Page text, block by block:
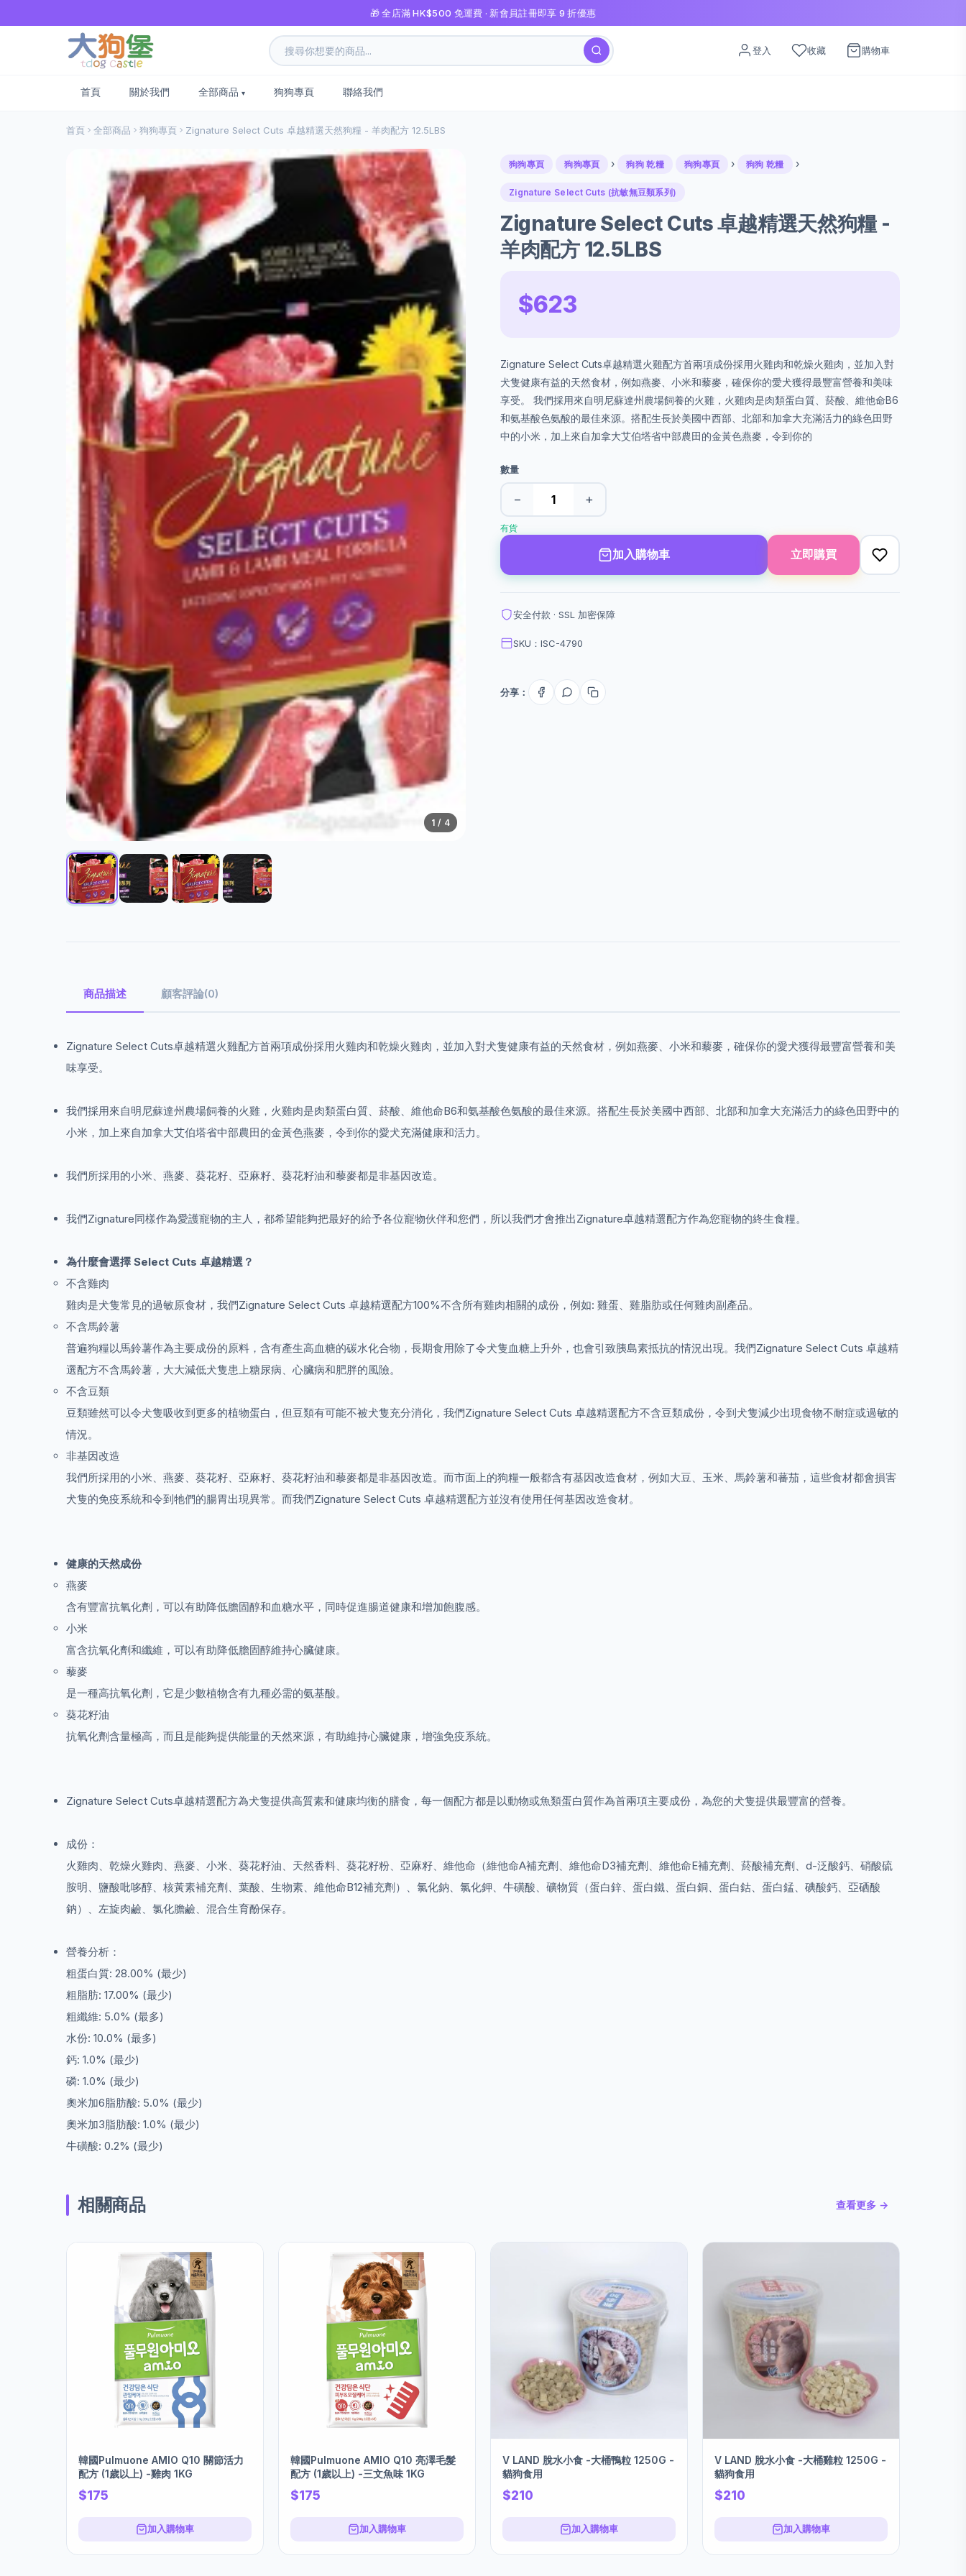
🎁 全店滿 HK$500 免運費 · 新會員註冊即享 9 折優惠
登入 收藏 購物車
首頁 關於我們 全部商品 狗狗專頁 聯絡我們
首頁 全部商品 狗狗專頁 Zignature Select Cuts 卓越精選天然狗糧 - 羊肉配方 12.5LBS
1 / 4
狗狗專頁 狗狗專頁 › 狗狗 乾糧 狗狗專頁 › 狗狗 乾糧 ›
Zignature Select Cuts (抗敏無豆類系列)
Zignature Select Cuts 卓越精選天然狗糧 -
羊肉配方 12.5LBS
$623
Zignature Select Cuts卓越精選火雞配方首兩項成份採用火雞肉和乾燥火雞肉，並加入對
犬隻健康有益的天然食材，例如燕麥、小米和藜麥，確保你的愛犬獲得最豐富營養和美味
享受。 我們採用來自明尼蘇達州農場飼養的火雞，火雞肉是肉類蛋白質、菸酸、維他命B6
和氨基酸色氨酸的最佳來源。搭配生長於美國中西部、北部和加拿大充滿活力的綠色田野
中的小米，加上來自加拿大艾伯塔省中部農田的金黃色燕麥，令到你的
數量
− +
有貨
加入購物車 立即購買
安全付款 · SSL 加密保障
SKU：ISC-4790
分享：
商品描述 顧客評論(0)
Zignature Select Cuts卓越精選火雞配方首兩項成份採用火雞肉和乾燥火雞肉，並加入對犬隻健康有益的天然食材，例如燕麥、小米和藜麥，確保你的愛犬獲得最豐富營養和美
味享受。
我們採用來自明尼蘇達州農場飼養的火雞，火雞肉是肉類蛋白質、菸酸、維他命B6和氨基酸色氨酸的最佳來源。搭配生長於美國中西部、北部和加拿大充滿活力的綠色田野中的
小米，加上來自加拿大艾伯塔省中部農田的金黃色燕麥，令到你的愛犬充滿健康和活力。
我們所採用的小米、燕麥、葵花籽、亞麻籽、葵花籽油和藜麥都是非基因改造。
我們Zignature同樣作為愛護寵物的主人，都希望能夠把最好的給予各位寵物伙伴和您們，所以我們才會推出Zignature卓越精選配方作為您寵物的終生食糧。
為什麼會選擇 Select Cuts 卓越精選？
不含雞肉
雞肉是犬隻常見的過敏原食材，我們Zignature Select Cuts 卓越精選配方100%不含所有雞肉相關的成份，例如: 雞蛋、雞脂肪或任何雞肉副產品。
不含馬鈴薯
普遍狗糧以馬鈴薯作為主要成份的原料，含有產生高血糖的碳水化合物，長期食用除了令犬隻血糖上升外，也會引致胰島素抵抗的情況出現。我們Zignature Select Cuts 卓越精
選配方不含馬鈴薯，大大減低犬隻患上糖尿病、心臟病和肥胖的風險。
不含豆類
豆類雖然可以令犬隻吸收到更多的植物蛋白，但豆類有可能不被犬隻充分消化，我們Zignature Select Cuts 卓越精選配方不含豆類成份，令到犬隻減少出現食物不耐症或過敏的
情況。
非基因改造
我們所採用的小米、燕麥、葵花籽、亞麻籽、葵花籽油和藜麥都是非基因改造。而市面上的狗糧一般都含有基因改造食材，例如大豆、玉米、馬鈴薯和蕃茄，這些食材都會損害
犬隻的免疫系統和令到牠們的腸胃出現異常。而我們Zignature Select Cuts 卓越精選配方並沒有使用任何基因改造食材。
健康的天然成份
燕麥
含有豐富抗氧化劑，可以有助降低膽固醇和血糖水平，同時促進腸道健康和增加飽腹感。
小米
富含抗氧化劑和纖維，可以有助降低膽固醇維持心臟健康。
藜麥
是一種高抗氧化劑，它是少數植物含有九種必需的氨基酸。
葵花籽油
抗氧化劑含量極高，而且是能夠提供能量的天然來源，有助維持心臟健康，增強免疫系統。
Zignature Select Cuts卓越精選配方為犬隻提供高質素和健康均衡的膳食，每一個配方都是以動物或魚類蛋白質作為首兩項主要成份，為您的犬隻提供最豐富的營養。
成份：
火雞肉、乾燥火雞肉、燕麥、小米、葵花籽油、天然香料、葵花籽粉、亞麻籽、維他命（維他命A補充劑、維他命D3補充劑、維他命E補充劑、菸酸補充劑、d-泛酸鈣、硝酸硫
胺明、鹽酸吡哆醇、核黃素補充劑、葉酸、生物素、維他命B12補充劑）、氯化鈉、氯化鉀、牛磺酸、礦物質（蛋白鋅、蛋白鐵、蛋白銅、蛋白鈷、蛋白錳、碘酸鈣、亞硒酸
鈉）、左旋肉鹼、氯化膽鹼、混合生育酚保存。
營養分析：
粗蛋白質: 28.00% (最少)
粗脂肪: 17.00% (最少)
粗纖維: 5.0% (最多)
水份: 10.0% (最多)
鈣: 1.0% (最少)
磷: 1.0% (最少)
奧米加6脂肪酸: 5.0% (最少)
奧米加3脂肪酸: 1.0% (最少)
牛磺酸: 0.2% (最少)
相關商品 查看更多 →
韓國Pulmuone AMIO Q10 關節活力
配方 (1歲以上) -雞肉 1KG
$175
加入購物車
韓國Pulmuone AMIO Q10 亮澤毛髮
配方 (1歲以上) -三文魚味 1KG
$175
加入購物車
V LAND 脫水小食 -大桶鴨粒 1250G -
貓狗食用
$210
加入購物車
V LAND 脫水小食 -大桶雞粒 1250G -
貓狗食用
$210
加入購物車